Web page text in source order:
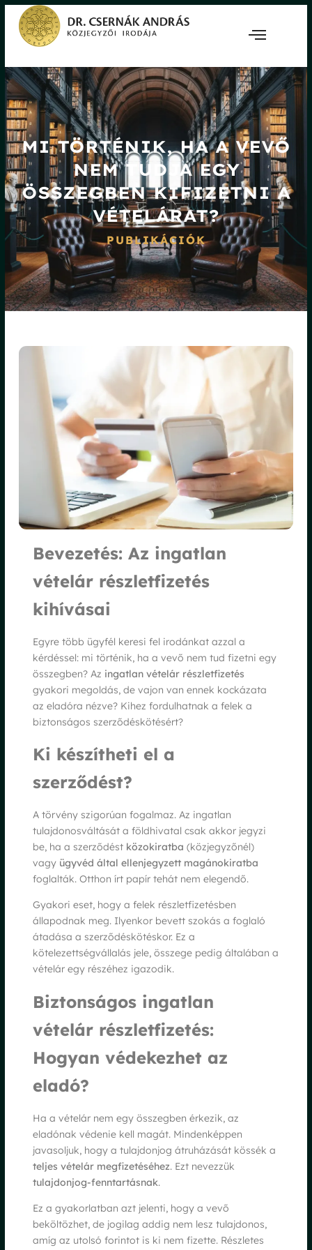
MI TÖRTÉNIK, HA A VEVŐ
NEM TUDJA EGY
ÖSSZEGBEN KIFIZETNI A
VÉTELÁRAT?
PUBLIKÁCIÓK
Bevezetés: Az ingatlan
vételár részletfizetés
kihívásai
Egyre több ügyfél keresi fel irodánkat azzal a
kérdéssel: mi történik, ha a vevő nem tud fizetni egy
összegben? Az ingatlan vételár részletfizetés
gyakori megoldás, de vajon van ennek kockázata
az eladóra nézve? Kihez fordulhatnak a felek a
biztonságos szerződéskötésért?
Ki készítheti el a
szerződést?
A törvény szigorúan fogalmaz. Az ingatlan
tulajdonosváltását a földhivatal csak akkor jegyzi
be, ha a szerződést közokiratba (közjegyzőnél)
vagy ügyvéd által ellenjegyzett magánokiratba
foglalták. Otthon írt papír tehát nem elegendő.
Gyakori eset, hogy a felek részletfizetésben
állapodnak meg. Ilyenkor bevett szokás a foglaló
átadása a szerződéskötéskor. Ez a
kötelezettségvállalás jele, összege pedig általában a
vételár egy részéhez igazodik.
Biztonságos ingatlan
vételár részletfizetés:
Hogyan védekezhet az
eladó?
Ha a vételár nem egy összegben érkezik, az
eladónak védenie kell magát. Mindenképpen
javasoljuk, hogy a tulajdonjog átruházását kössék a
teljes vételár megfizetéséhez. Ezt nevezzük
tulajdonjog-fenntartásnak.
Ez a gyakorlatban azt jelenti, hogy a vevő
beköltözhet, de jogilag addig nem lesz tulajdonos,
amíg az utolsó forintot is ki nem fizette. Részletes